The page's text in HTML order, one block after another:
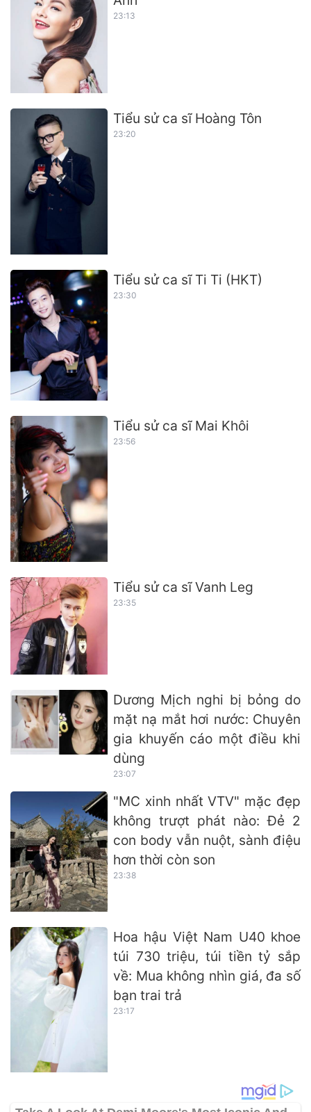
23:13
Tiểu sử ca sĩ Hoàng Tôn
23:20
Tiểu sử ca sĩ Ti Ti (HKT)
23:30
Tiểu sử ca sĩ Mai Khôi
23:56
Tiểu sử ca sĩ Vanh Leg
23:35
Dương Mịch nghi bị bỏng do
mặt nạ mắt hơi nước: Chuyên
gia khuyến cáo một điều khi
dùng
23:07
"MC xinh nhất VTV" mặc đẹp
không trượt phát nào: Đẻ 2
con body vẫn nuột, sành điệu
hơn thời còn son
23:38
Hoa hậu Việt Nam U40 khoe
túi 730 triệu, túi tiền tỷ sắp
về: Mua không nhìn giá, đa số
bạn trai trả
23:17